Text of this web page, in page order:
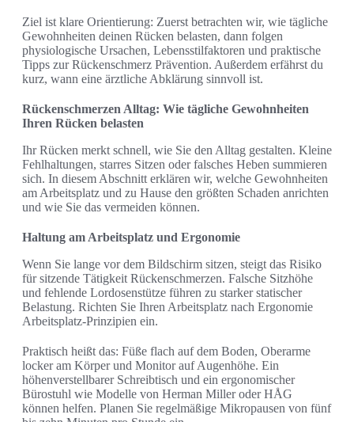
Ziel ist klare Orientierung: Zuerst betrachten wir, wie tägliche
Gewohnheiten deinen Rücken belasten, dann folgen
physiologische Ursachen, Lebensstilfaktoren und praktische
Tipps zur Rückenschmerz Prävention. Außerdem erfährst du
kurz, wann eine ärztliche Abklärung sinnvoll ist.
Rückenschmerzen Alltag: Wie tägliche Gewohnheiten
Ihren Rücken belasten
Ihr Rücken merkt schnell, wie Sie den Alltag gestalten. Kleine
Fehlhaltungen, starres Sitzen oder falsches Heben summieren
sich. In diesem Abschnitt erklären wir, welche Gewohnheiten
am Arbeitsplatz und zu Hause den größten Schaden anrichten
und wie Sie das vermeiden können.
Haltung am Arbeitsplatz und Ergonomie
Wenn Sie lange vor dem Bildschirm sitzen, steigt das Risiko
für sitzende Tätigkeit Rückenschmerzen. Falsche Sitzhöhe
und fehlende Lordosenstütze führen zu starker statischer
Belastung. Richten Sie Ihren Arbeitsplatz nach Ergonomie
Arbeitsplatz-Prinzipien ein.
Praktisch heißt das: Füße flach auf dem Boden, Oberarme
locker am Körper und Monitor auf Augenhöhe. Ein
höhenverstellbarer Schreibtisch und ein ergonomischer
Bürostuhl wie Modelle von Herman Miller oder HÅG
können helfen. Planen Sie regelmäßige Mikropausen von fünf